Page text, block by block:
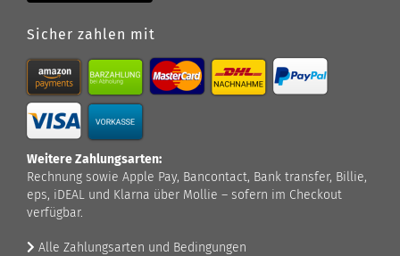
Sicher zahlen mit
Weitere Zahlungsarten:
Rechnung sowie Apple Pay, Bancontact, Bank transfer, Billie,
eps, iDEAL und Klarna über Mollie – sofern im Checkout
verfügbar.
Alle Zahlungsarten und Bedingungen